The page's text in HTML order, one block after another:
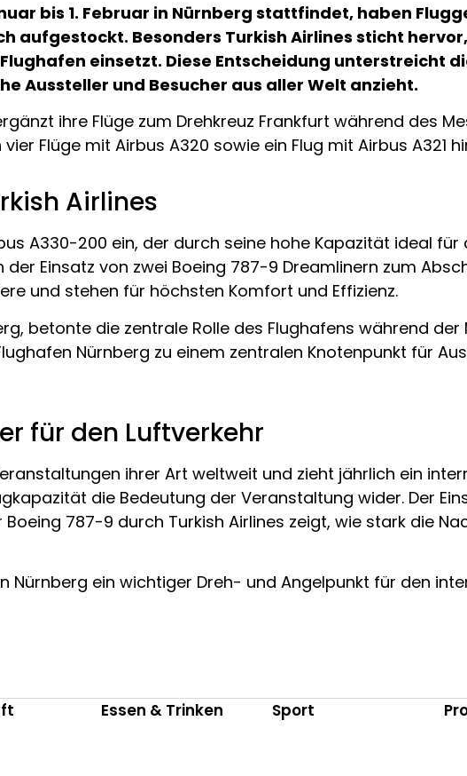
bis 1. Februar in Nürnberg stattfindet, haben
aufgestockt. Besonders Turkish Airlines sticht
einsetzt. Diese Entscheidung unterstreicht
Aussteller und Besucher aus aller Welt anzieht.
ihre Flüge zum Drehkreuz Frankfurt während des
Flüge mit Airbus A320 sowie ein Flug mit Airbus A321
Airlines
A330-200 ein, der durch seine hohe Kapazität ideal
Einsatz von zwei Boeing 787-9 Dreamlinern zum
und stehen für höchsten Komfort und Effizienz.
betonte die zentrale Rolle des Flughafens während der
Nürnberg zu einem zentralen Knotenpunkt für
für den Luftverkehr
ihrer Art weltweit und zieht jährlich ein
die Bedeutung der Veranstaltung wider. Der
787-9 durch Turkish Airlines zeigt, wie stark die
Nürnberg ein wichtiger Dreh- und Angelpunkt für den
Essen & Trinken Sport